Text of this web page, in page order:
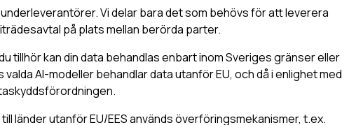
Vi delar bara det som behövs för att leverera
på plats mellan berörda parter.
tillhör kan din data behandlas enbart inom Sveriges gränser eller
AI-modeller behandlar data utanför EU, och då i enlighet med
länder utanför EU/EES används överföringsmekanismer, t.ex.